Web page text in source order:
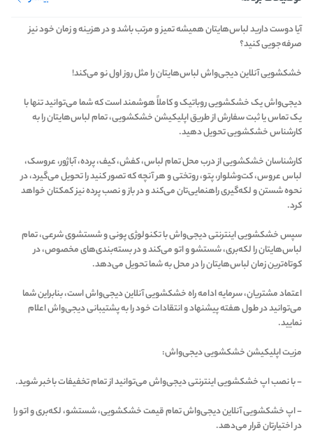
آیا دوست دارید لباس‌هایتان همیشه تمیز و مرتب باشد و در هزینه و زمان خود نیز
صرفه‌جویی کنید؟
خشکشویی آنلاین دیجی‌واش لباس‌هایتان را مثل روز اول نو می‌کند!
دیجی‌واش یک خشکشویی روباتیک و کاملاً هوشمند است که شما می‌توانید تنها با
یک تماس یا ثبت سفارش از طریق اپلیکیشن خشکشویی، تمام لباس‌هایتان را به
کارشناس خشکشویی تحویل دهید.
کارشناسان خشکشویی از درب محل تمام لباس، کفش، کیف، پرده، آباژور، عروسک،
لباس عروس، کت‌وشلوار، پتو، روتختی و هر آنچه که تصور کنید را تحویل می‌گیرد، در
نحوه شستن و لکه‌گیری راهنمایی‌تان می‌کند و در باز و نصب پرده نیز کمکتان خواهد
کرد.
سپس خشکشویی اینترنتی دیجی‌واش با تکنولوژی پونی و شستشوی شرعی، تمام
لباس‌هایتان را لکه‌بری، شستشو و اتو می‌کند و در بسته‌بندی‌های مخصوص، در
کوتاه‌ترین زمان لباس‌هایتان را در محل به شما تحویل می‌دهد.
اعتماد مشتریان، سرمایه ادامه راه خشکشویی آنلاین دیجی‌واش است، بنابراین شما
می‌توانید در طول هفته پیشنهاد و انتقادات خود را به پشتیبانی دیجی‌واش اعلام
نمایید.
مزیت اپلیکیشن خشکشویی دیجی‌واش:
- با نصب اپ خشکشویی اینترنتی دیجی‌واش می‌توانید از تمام تخفیفات باخبر شوید.
- اپ خشکشویی آنلاین دیجی‌واش تمام قیمت خشکشویی، شستشو، لکه‌بری و اتو را
در اختیارتان قرار می‌دهد.